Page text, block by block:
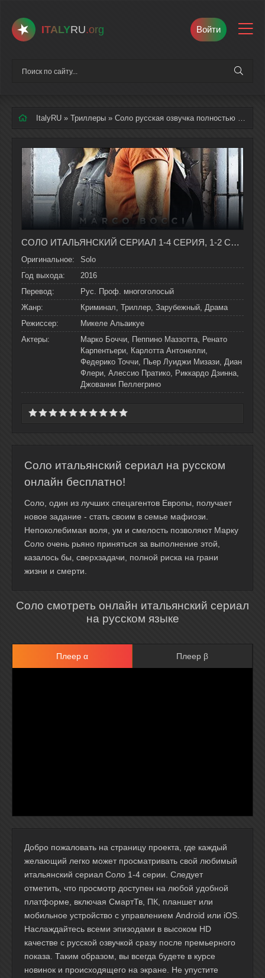
ITALYRU.org Войти
ItalyRU » Триллеры » Соло русская озвучка полностью смотреть онлайн
СОЛО ИТАЛЬЯНСКИЙ СЕРИАЛ 1-4 СЕРИЯ, 1-2 СЕЗОНА НА РУССКОМ ЯЗЫКЕ
Оригинальное:
Solo
Год выхода:
2016
Перевод:
Рус. Проф. многоголосый
Жанр:
Криминал, Триллер, Зарубежный, Драма
Режиссер:
Микеле Альаикуе
Актеры:
Марко Боччи, Пеппино Маззотта, Ренато
Карпентьери, Карлотта Антонелли,
Федерико Точчи, Пьер Луиджи Мизази, Диан
Флери, Алессио Пратико, Риккардо Дзинна,
Джованни Пеллегрино
Соло итальянский сериал на русском
онлайн бесплатно!
Соло, один из лучших спецагентов Европы, получает
новое задание - стать своим в семье мафиози.
Непоколебимая воля, ум и смелость позволяют Марку
Соло очень рьяно приняться за выполнение этой,
казалось бы, сверхзадачи, полной риска на грани
жизни и смерти.
Соло смотреть онлайн итальянский сериал
на русском языке
Плеер α Плеер β
Добро пожаловать на страницу проекта, где каждый
желающий легко может просматривать свой любимый
итальянский сериал Соло 1-4 серии. Следует
отметить, что просмотр доступен на любой удобной
платформе, включая СмартТв, ПК, планшет или
мобильное устройство с управлением Android или iOS.
Наслаждайтесь всеми эпизодами в высоком HD
качестве с русской озвучкой сразу после премьерного
показа. Таким образом, вы всегда будете в курсе
новинок и происходящего на экране. Не упустите